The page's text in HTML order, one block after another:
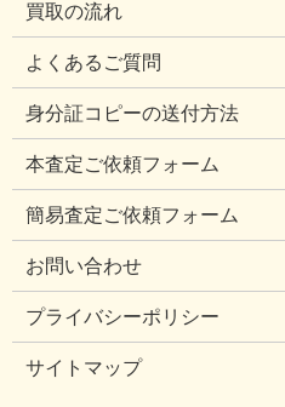
買取の流れ
よくあるご質問
身分証コピーの送付方法
本査定ご依頼フォーム
簡易査定ご依頼フォーム
お問い合わせ
プライバシーポリシー
サイトマップ